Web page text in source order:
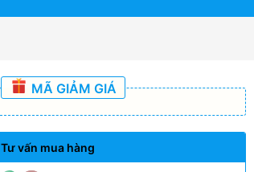
MÃ GIẢM GIÁ
Tư vấn mua hàng